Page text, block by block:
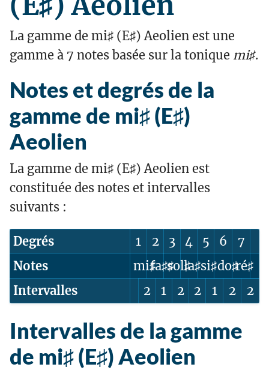
La gamme de mi♯ (E♯) Aeolien est une
gamme à 7 notes basée sur la tonique mi♯.
Notes et degrés de la
gamme de mi♯ (E♯)
Aeolien
La gamme de mi♯ (E♯) Aeolien est
constituée des notes et intervalles
suivants :
Degrés 1 2 3 4 5 6
7
Notes
mi♯fa♯♯sol♯la♯si♯do♯ré♯
Intervalles
2 1 2 2 1 2 2
Intervalles de la gamme
de mi♯ (E♯) Aeolien